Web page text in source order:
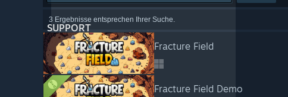
SUPPORT
3 Ergebnisse entsprechen Ihrer Suche.
Fracture Field
Fracture Field Demo